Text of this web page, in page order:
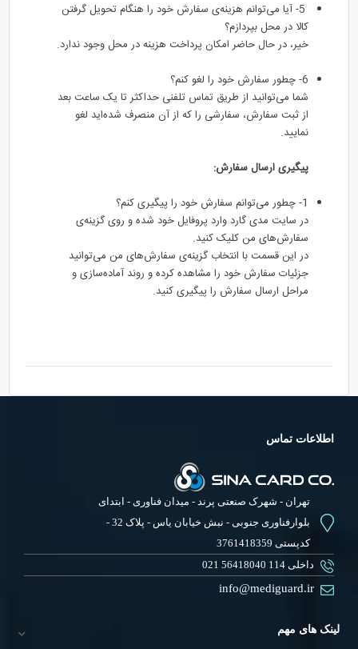
5- آیا می‌توانم هزینه‌ی سفارش خود را هنگام تحویل گرفتن
کالا در محل بپردازم؟
خیر، در حال حاضر امکان پرداخت هزینه در محل وجود ندارد.
6- چطور سفارش خود را لغو کنم؟
شما می‌توانید از طریق تماس تلفنی حداکثر تا یک ساعت بعد
از ثبت سفارش، سفارشی را که از آن منصرف شده‌اید لغو
نمایید.
پیگیری ارسال سفارش:
1- چطور می‌توانم سفارش خود را پیگیری کنم؟
در سایت مدی گارد وارد پروفایل خود شده و روی گزینه‌ی
سفارش‌های من کلیک کنید.
در این قسمت با انتخاب گزینه‌ی سفارش‌های من می‌توانید
جزئیات سفارش خود را مشاهده کرده و روند آماده‌سازی و
مراحل ارسال سفارش را پیگیری کنید.
اطلاعات تماس
تهران - شهرک صنعتی پرند - میدان فناوری - ابتدای
بلوارفناوری جنوبی - نبش خیابان یاس - پلاک 32 -
کدپستی 3761418359
021 56418040 داخلی 114
info@mediguard.ir
لینک های مهم